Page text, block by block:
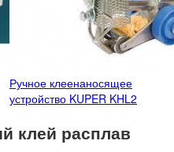
Ручное клеенаносящее
устройство KUPER KHL2
клей расплав